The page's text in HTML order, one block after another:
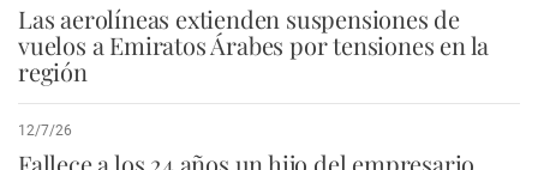
Las aerolíneas extienden suspensiones de
vuelos a Emiratos Árabes por tensiones en la
región
12/7/26
Fallece a los 24 años un hijo del empresario